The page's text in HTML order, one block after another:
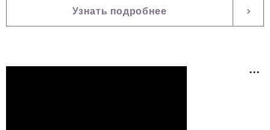
Узнать подробнее